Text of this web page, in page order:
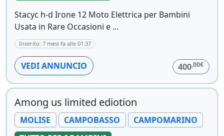
Stacyc h-d Irone 12 Moto Elettrica per Bambini
Usata in Rare Occasioni e ...
Inserito: 7 mesi fa alle 01:37
VEDI ANNUNCIO 400,00€
Among us limited ediotion
MOLISE CAMPOBASSO
CAMPOMARINO